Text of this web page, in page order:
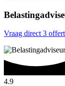
Vraag direct 3
4.9